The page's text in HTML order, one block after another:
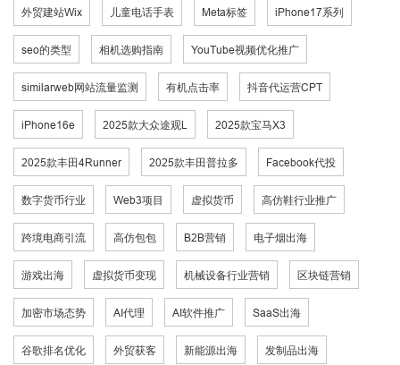
外贸建站Wix 儿童电话手表 Meta标签 iPhone17系列
seo的类型 相机选购指南 YouTube视频优化推广
similarweb网站流量监测 有机点击率 抖音代运营CPT
iPhone16e 2025款大众途观L 2025款宝马X3
2025款丰田4Runner 2025款丰田普拉多 Facebook代投
数字货币行业 Web3项目 虚拟货币 高仿鞋行业推广
跨境电商引流 高仿包包 B2B营销 电子烟出海
游戏出海 虚拟货币变现 机械设备行业营销 区块链营销
加密市场态势 AI代理 AI软件推广 SaaS出海
谷歌排名优化 外贸获客 新能源出海 发制品出海